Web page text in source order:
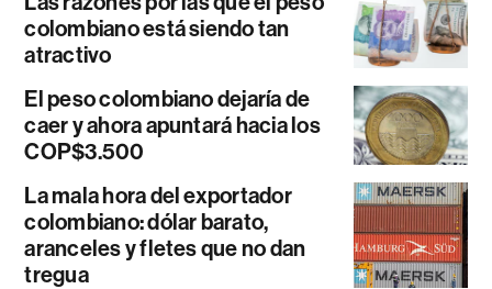
colombiano está siendo tan
atractivo
El peso colombiano dejaría de
caer y ahora apuntará hacia los
COP$3.500
La mala hora del exportador
colombiano: dólar barato,
aranceles y fletes que no dan
tregua